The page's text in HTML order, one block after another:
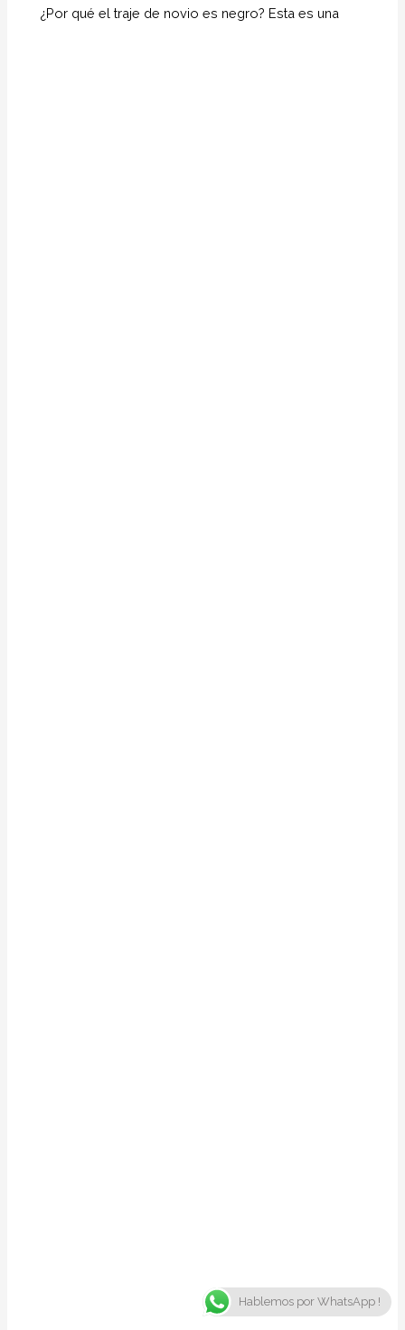
¿Por qué el traje de novio es negro? Esta es una
Hablemos por WhatsApp !